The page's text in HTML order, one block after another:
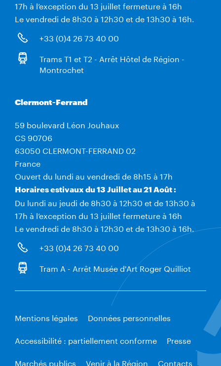
17h à l’exception du 13 juillet fermeture à 16h
Le vendredi de 8h30 à 12h30 et de 13h30 à 16h.
+33 (0)4 26 73 40 00
Trams T1 et T2 - Arrêt Hôtel de Région -
Montrochet
Clermont-Ferrand
59 boulevard Léon Jouhaux
CS 90706
63050 CLERMONT-FERRAND 02
France
Ouvert du lundi au vendredi de 8h15 à 17h
Horaires estivaux du 13 Juillet au 21 Août :
Du lundi au jeudi de 8h30 à 12h30 et de 13h30 à
17h à l’exception du 13 juillet fermeture à 16h
Le vendredi de 8h30 à 12h30 et de 13h30 à 16h.
+33 (0)4 26 73 40 00
Tram A - Arrêt Musée d'Art Roger Quilliot
Mentions légales
Données personnelles
Accessibilité : partiellement conforme
Presse
Marchés publics
Venir à la Région Contacts